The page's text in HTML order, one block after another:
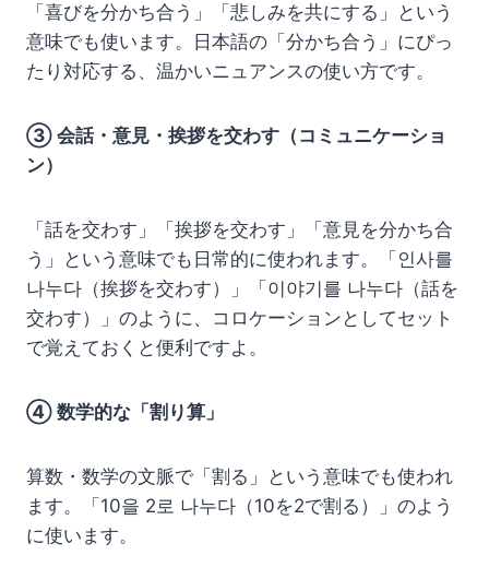
「喜びを分かち合う」「悲しみを共にする」という
意味でも使います。日本語の「分かち合う」にぴっ
たり対応する、温かいニュアンスの使い方です。
③ 会話・意見・挨拶を交わす（コミュニケーショ
ン）
「話を交わす」「挨拶を交わす」「意見を分かち合
う」という意味でも日常的に使われます。「인사를
나누다（挨拶を交わす）」「이야기를 나누다（話を
交わす）」のように、コロケーションとしてセット
で覚えておくと便利ですよ。
④ 数学的な「割り算」
算数・数学の文脈で「割る」という意味でも使われ
ます。「10을 2로 나누다（10を2で割る）」のよう
に使います。